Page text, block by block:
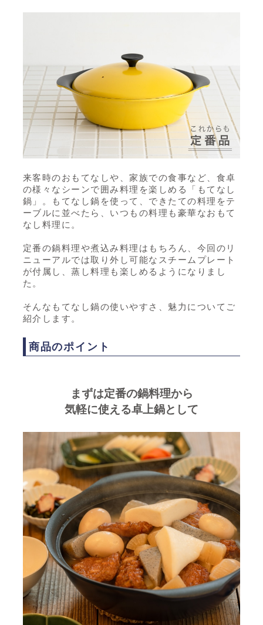
来客時のおもてなしや、家族での食事など、食卓
の様々なシーンで囲み料理を楽しめる「もてなし
鍋」。もてなし鍋を使って、できたての料理をテ
ーブルに並べたら、いつもの料理も豪華なおもて
なし料理に。
定番の鍋料理や煮込み料理はもちろん、今回のリ
ニューアルでは取り外し可能なスチームプレート
が付属し、蒸し料理も楽しめるようになりまし
た。
そんなもてなし鍋の使いやすさ、魅力についてご
紹介します。
商品のポイント
まずは定番の鍋料理から
気軽に使える卓上鍋として